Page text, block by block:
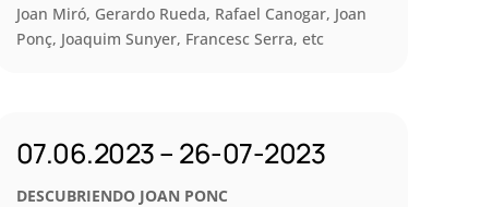
Joan Miró, Gerardo Rueda, Rafael Canogar, Joan
Ponç, Joaquim Sunyer, Francesc Serra, etc
07.06.2023 – 26-07-2023
DESCUBRIENDO JOAN PONC